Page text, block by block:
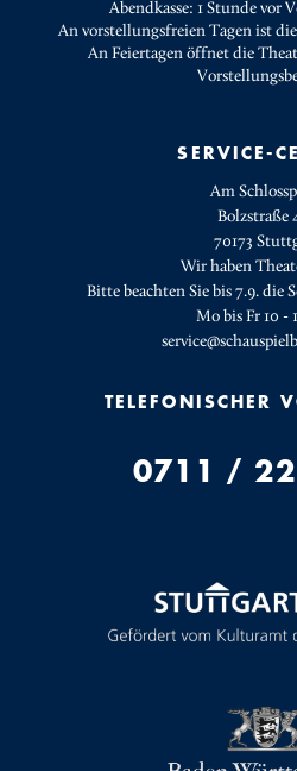
Abendkasse: 1 Stunde vor
An vorstellungsfreien Tagen ist die
An Feiertagen öffnet die
SERVICE-
Am
Bolzstraße
70173
Wir haben
Bitte beachten Sie bis 7.9. die
Mo bis Fr 10 -
TELEFONISCHER
0711 /